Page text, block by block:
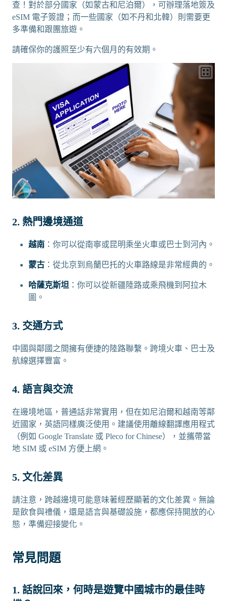
查！對於部分國家（如蒙古和尼泊爾），可辦理落地簽及
eSIM 電子簽證；而一些國家（如不丹和北韓）則需要更
多準備和跟團旅遊。
請確保你的護照至少有六個月的有效期。
2. 熱門邊境通道
越南 ：你可以從南寧或昆明乘坐火車或巴士到河內。
蒙古 ：從北京到烏蘭巴托的火車路線是非常經典的。
哈薩克斯坦 ：你可以從新疆陸路或乘飛機到阿拉木
圖。
3. 交通方式
中國與鄰國之間擁有便捷的陸路聯繫。跨境火車、巴士及
航線選擇豐富。
4. 語言與交流
在邊境地區，普通話非常實用，但在如尼泊爾和越南等鄰
近國家，英語同樣廣泛使用。建議使用離線翻譯應用程式
（例如 Google Translate 或 Pleco for Chinese），並攜帶當
地 SIM 或 eSIM 方便上網。
5. 文化差異
請注意，跨越邊境可能意味著經歷顯著的文化差異。無論
是飲食與禮儀，還是語言與基礎設施，都應保持開放的心
態，準備迎接變化。
常見問題
1. 話說回來，何時是遊覽中國城市的最佳時